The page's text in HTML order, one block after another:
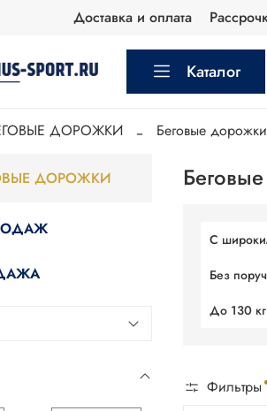
Доставка и оплата
Каталог
ДОРОЖКИ Беговые
С
Без
До 130 кг
Фильтры
ДОРОЖКИ